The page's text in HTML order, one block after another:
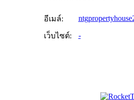
อีเมล์:
เว็บไซต์: -